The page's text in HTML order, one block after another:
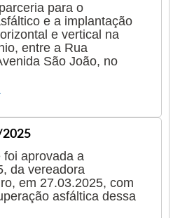
para o
e a implantação
e vertical na
entre a Rua
São João, no
2025
foi aprovada a
da vereadora
em 27.03.2025, com
asfáltica dessa